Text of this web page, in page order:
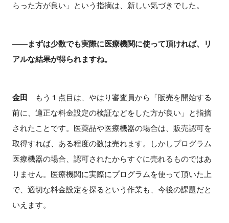
らった方が良い」という指摘は、新しい気づきでした。
――まずは少数でも実際に医療機関に使って頂ければ、リ
アルな結果が得られますね。
金田
もう１点目は、やはり審査員から「販売を開始する
前に、適正な料金設定の検証などをした方が良い」と指摘
されたことです。医薬品や医療機器の場合は、販売認可を
取得すれば、ある程度の数は売れます。しかしプログラム
医療機器の場合、認可されたからすぐに売れるものではあ
りません。医療機関に実際にプログラムを使って頂いた上
で、適切な料金設定を探るという作業も、今後の課題だと
いえます。